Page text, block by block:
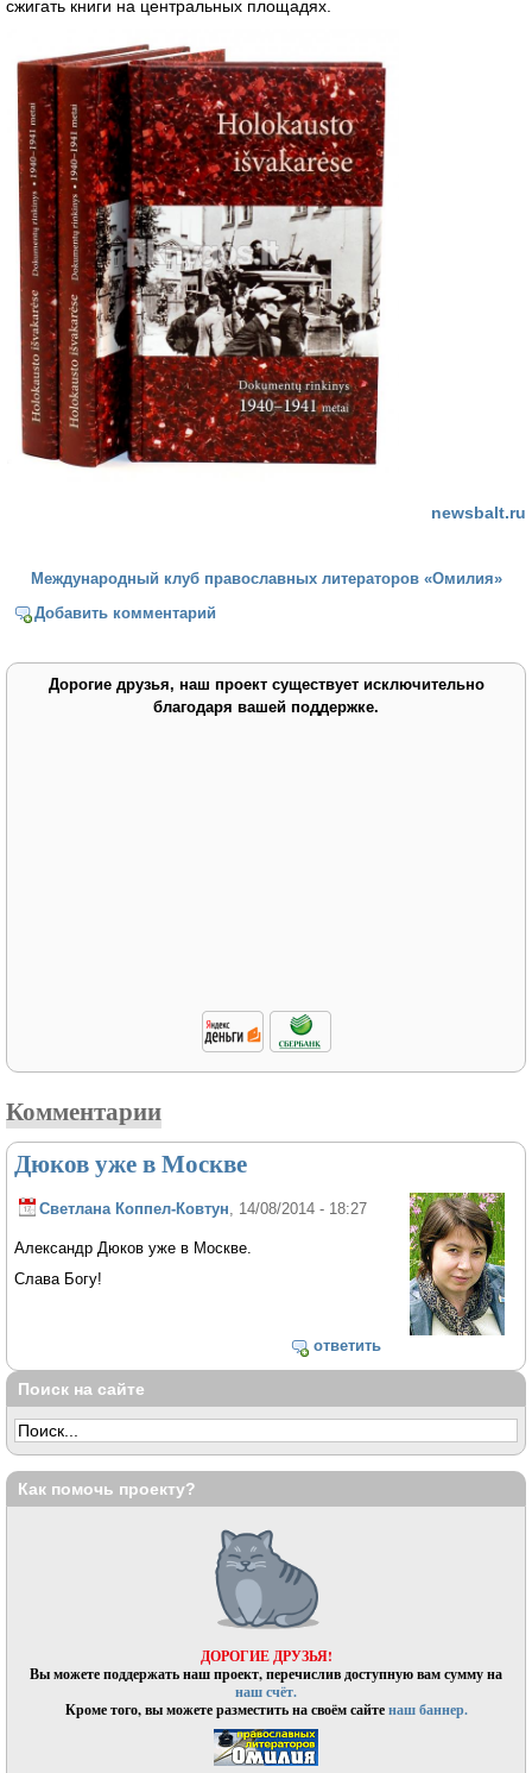
сжигать книги на центральных площадях.
newsbalt.ru
Международный клуб православных литераторов «Омилия»
Добавить комментарий
Дорогие друзья, наш проект существует исключительно
благодаря вашей поддержке.
Комментарии
Дюков уже в Москве
Светлана Коппел-Ковтун , 14/08/2014 - 18:27
Александр Дюков уже в Москве.
Слава Богу!
ответить
Поиск на сайте
Как помочь проекту?
ДОРОГИЕ ДРУЗЬЯ!
Вы можете поддержать наш проект, перечислив доступную вам сумму на
наш счёт.
Кроме того, вы можете разместить на своём сайтенаш баннер.